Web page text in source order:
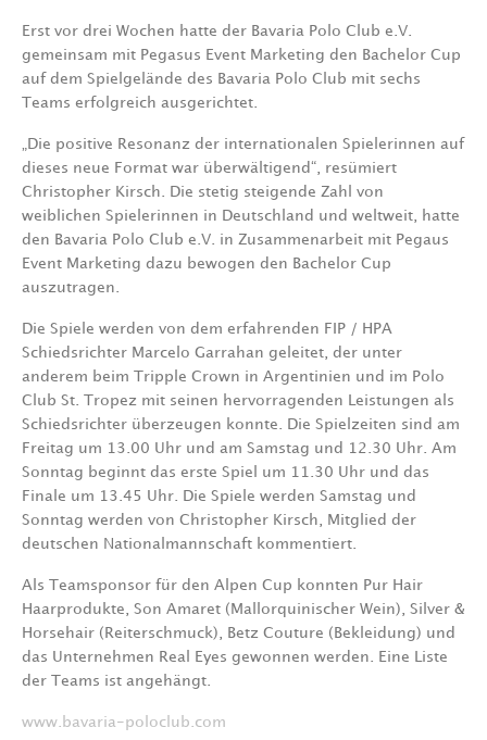
Erst vor drei Wochen hatte der Bavaria Polo Club e.V.
gemeinsam mit Pegasus Event Marketing den Bachelor Cup
auf dem Spielgelände des Bavaria Polo Club mit sechs
Teams erfolgreich ausgerichtet.
„Die positive Resonanz der internationalen Spielerinnen auf
dieses neue Format war überwältigend“, resümiert
Christopher Kirsch. Die stetig steigende Zahl von
weiblichen Spielerinnen in Deutschland und weltweit, hatte
den Bavaria Polo Club e.V. in Zusammenarbeit mit Pegaus
Event Marketing dazu bewogen den Bachelor Cup
auszutragen.
Die Spiele werden von dem erfahrenden FIP / HPA
Schiedsrichter Marcelo Garrahan geleitet, der unter
anderem beim Tripple Crown in Argentinien und im Polo
Club St. Tropez mit seinen hervorragenden Leistungen als
Schiedsrichter überzeugen konnte. Die Spielzeiten sind am
Freitag um 13.00 Uhr und am Samstag und 12.30 Uhr. Am
Sonntag beginnt das erste Spiel um 11.30 Uhr und das
Finale um 13.45 Uhr. Die Spiele werden Samstag und
Sonntag werden von Christopher Kirsch, Mitglied der
deutschen Nationalmannschaft kommentiert.
Als Teamsponsor für den Alpen Cup konnten Pur Hair
Haarprodukte, Son Amaret (Mallorquinischer Wein), Silver &
Horsehair (Reiterschmuck), Betz Couture (Bekleidung) und
das Unternehmen Real Eyes gewonnen werden. Eine Liste
der Teams ist angehängt.
www.bavaria-poloclub.com